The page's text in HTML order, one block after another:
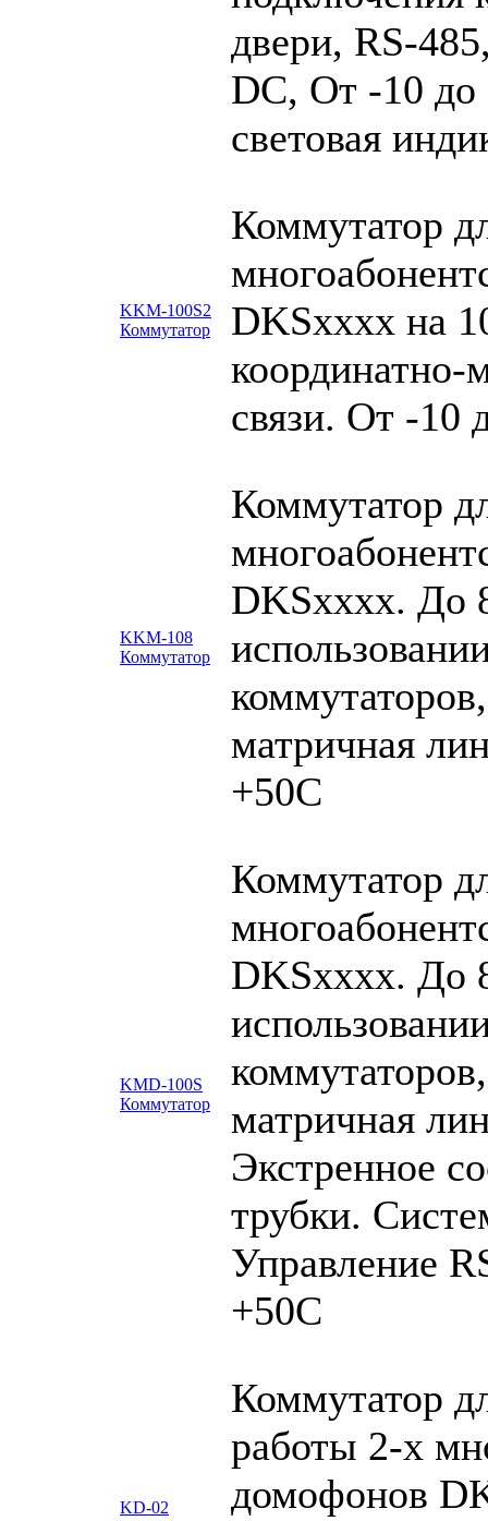
двери, RS-
DC, От -10 до
световая
KKM-100S2
Коммутатор
Коммутатор
DKSxxxx на
координатно-
связи. От -10
KKM-108
Коммутатор
Коммутатор
DKSxxxx. До
матричная
+50С
KMD-100S
Коммутатор
Коммутатор
DKSxxxx. До
матричная
Экстренное
трубки.
Управление
+50С
KD-02
Коммутатор
работы 2-х
домофонов